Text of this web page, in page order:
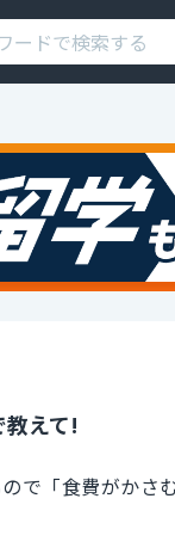
えて!
で「食費がかさ